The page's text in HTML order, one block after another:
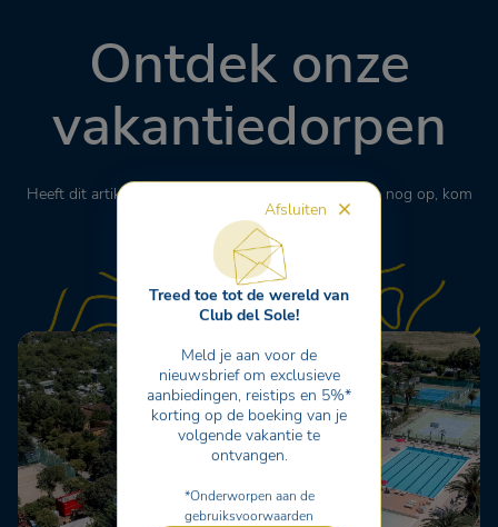
Ontdek onze
vakantiedorpen
Heeft dit artikel je interesse gewekt? Waar wacht je nog op, kom
en ontdek onze vakantiedorpen
Afsluiten
Treed toe tot de wereld van
Club del Sole!
Meld je aan voor de
nieuwsbrief om exclusieve
aanbiedingen, reistips en 5%*
korting op de boeking van je
volgende vakantie te
ontvangen.
*Onderworpen aan de
gebruiksvoorwaarden